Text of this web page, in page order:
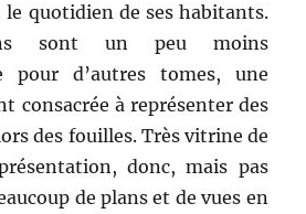
quotidien de ses habitants.
sont un peu moins
pour d’autres tomes, une
consacrée à représenter des
des fouilles. Très vitrine de
donc, mais pas
de plans et de vues en